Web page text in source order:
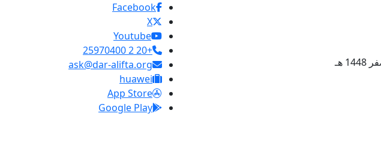
Facebook
X
Youtube
+20 2 25970400
ask@dar-alifta.org
huawei
App Store
Google Play